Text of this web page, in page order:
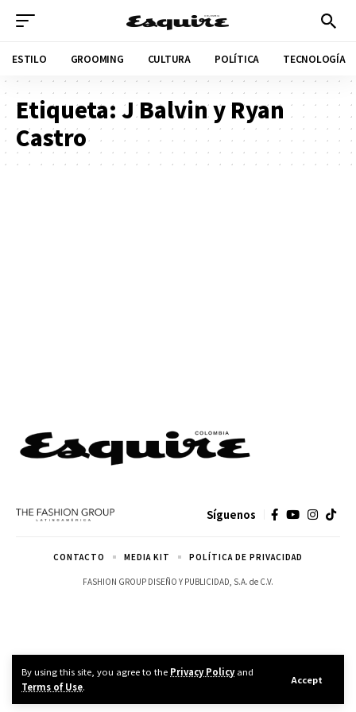
By using this site, you agree to the Privacy Policyand
Terms of Use.
Accept
ESTILO GROOMING CULTURA POLÍTICA TECNOLOGÍA
Etiqueta: J Balvin y Ryan
Castro
Síguenos
FASHION GROUP DISEÑO Y PUBLICIDAD, S.A. de C.V.
CONTACTO MEDIA KIT POLÍTICA DE PRIVACIDAD